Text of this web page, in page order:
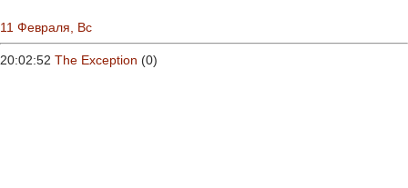
11 Февраля, Вс
20:02:52 The Exception (0)